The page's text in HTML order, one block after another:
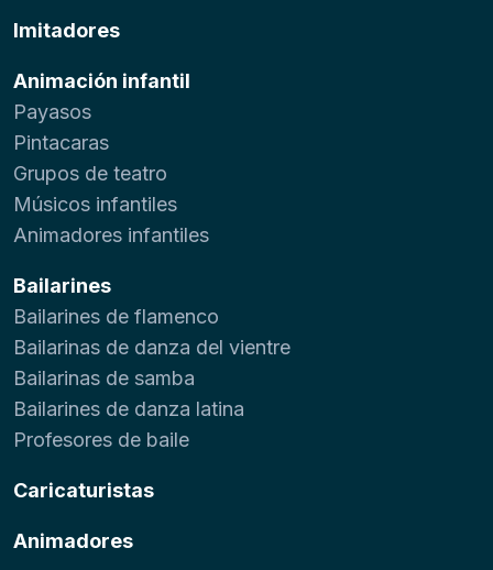
Imitadores
Animación infantil
Payasos
Pintacaras
Grupos de teatro
Músicos infantiles
Animadores infantiles
Bailarines
Bailarines de flamenco
Bailarinas de danza del vientre
Bailarinas de samba
Bailarines de danza latina
Profesores de baile
Caricaturistas
Animadores